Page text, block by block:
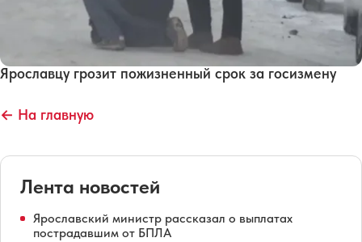
Ярославцу грозит пожизненный срок за госизмену
← На главную
Лента новостей
Ярославский министр рассказал о выплатах
пострадавшим от БПЛА